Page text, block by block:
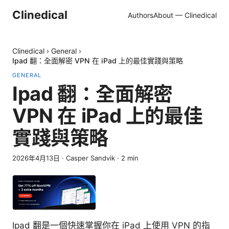
Clinedical AuthorsAbout — Clinedical
Clinedical › General ›
Ipad 翻：全面解密 VPN 在 iPad 上的最佳實踐與策略
GENERAL
Ipad 翻：全面解密
VPN 在 iPad 上的最佳
實踐與策略
2026年4月13日 · Casper Sandvik · 2 min
Ipad 翻是一個快速掌握你在 iPad 上使用 VPN 的指